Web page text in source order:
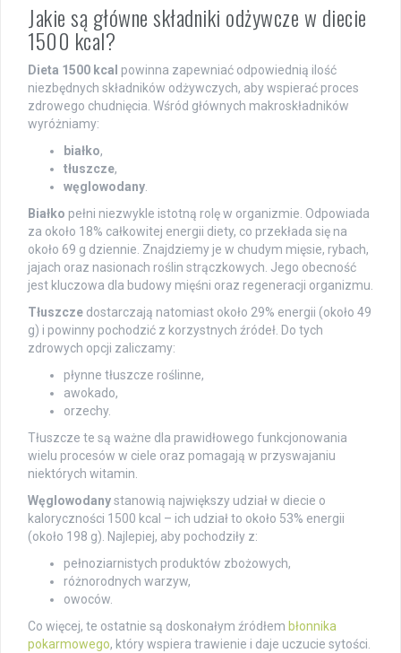
Jakie są główne składniki odżywcze w diecie
1500 kcal?
Dieta 1500 kcal powinna zapewniać odpowiednią ilość
niezbędnych składników odżywczych, aby wspierać proces
zdrowego chudnięcia. Wśród głównych makroskładników
wyróżniamy:
białko,
tłuszcze,
węglowodany.
Białko pełni niezwykle istotną rolę w organizmie. Odpowiada
za około 18% całkowitej energii diety, co przekłada się na
około 69 g dziennie. Znajdziemy je w chudym mięsie, rybach,
jajach oraz nasionach roślin strączkowych. Jego obecność
jest kluczowa dla budowy mięśni oraz regeneracji organizmu.
Tłuszcze dostarczają natomiast około 29% energii (około 49
g) i powinny pochodzić z korzystnych źródeł. Do tych
zdrowych opcji zaliczamy:
płynne tłuszcze roślinne,
awokado,
orzechy.
Tłuszcze te są ważne dla prawidłowego funkcjonowania
wielu procesów w ciele oraz pomagają w przyswajaniu
niektórych witamin.
Węglowodanystanowią największy udział w diecie o
kaloryczności 1500 kcal – ich udział to około 53% energii
(około 198 g). Najlepiej, aby pochodziły z:
pełnoziarnistych produktów zbożowych,
różnorodnych warzyw,
owoców.
Co więcej, te ostatnie są doskonałym źródłem błonnika
pokarmowego, który wspiera trawienie i daje uczucie sytości.